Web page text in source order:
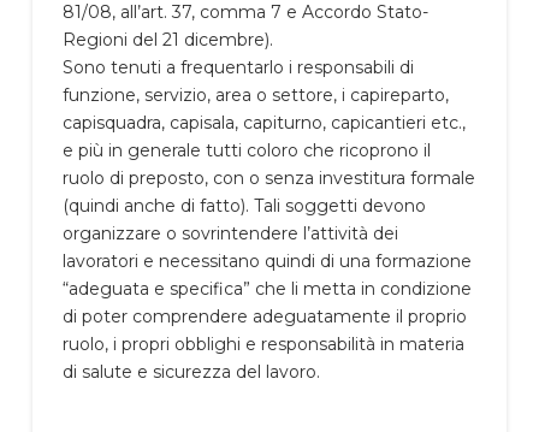
81/08, all’art. 37, comma 7 e Accordo Stato-
Regioni del 21 dicembre).
Sono tenuti a frequentarlo i responsabili di
funzione, servizio, area o settore, i capireparto,
capisquadra, capisala, capiturno, capicantieri etc.,
e più in generale tutti coloro che ricoprono il
ruolo di preposto, con o senza investitura formale
(quindi anche di fatto). Tali soggetti devono
organizzare o sovrintendere l’attività dei
lavoratori e necessitano quindi di una formazione
“adeguata e specifica” che li metta in condizione
di poter comprendere adeguatamente il proprio
ruolo, i propri obblighi e responsabilità in materia
di salute e sicurezza del lavoro.